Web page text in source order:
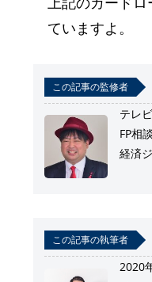
ていますよ。
この記事の監修者
テレ
FP相
経済
この記事の執筆者
2020